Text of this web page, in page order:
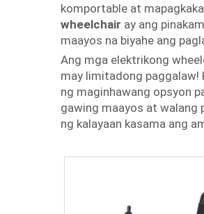
komportable at
wheelchair ay ang
maayos na biyahe ang
Ang mga elektrikong
may limitadong paggalaw!
ng maginhawang opsyon
gawing maayos at walang
ng kalayaan kasama ang